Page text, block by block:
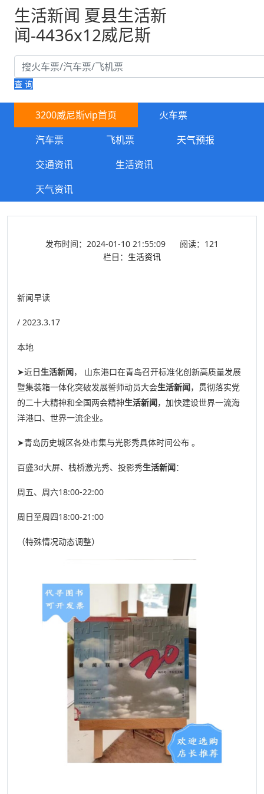
生活新闻 夏县生活新
闻-4436x12威尼斯
查 询
3200威尼斯vip首页
火车票
汽车票
飞机票
天气预报
交通资讯
生活资讯
天气资讯
发布时间：2024-01-10 21:55:09
阅读：121
栏目： 生活资讯
新闻早读
/ 2023.3.17
本地
➤近日生活新闻， 山东港口在青岛召开标准化创新高质量发展
暨集装箱一体化突破发展誓师动员大会生活新闻，贯彻落实党
的二十大精神和全国两会精神生活新闻，加快建设世界一流海
洋港口、世界一流企业。
➤青岛历史城区各处市集与光影秀具体时间公布 。
百盛3d大屏、栈桥激光秀、投影秀生活新闻：
周五、周六18:00-22:00
周日至周四18:00-21:00
（特殊情况动态调整）